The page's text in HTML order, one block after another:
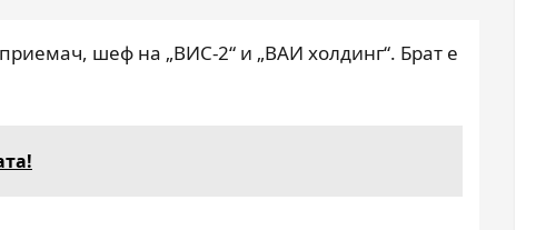
шеф на „ВИС-2“ и „ВАИ холдинг“. Брат е